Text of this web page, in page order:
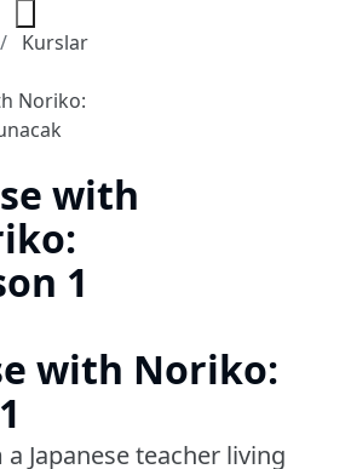
Kurslar
with
1
with Noriko:
Japanese teacher living